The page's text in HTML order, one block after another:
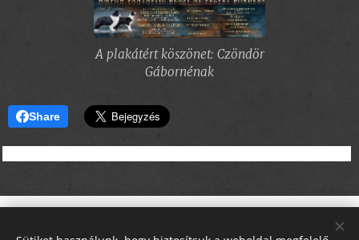
A plakátért köszönet: Czöndör
Gábornénak
Share